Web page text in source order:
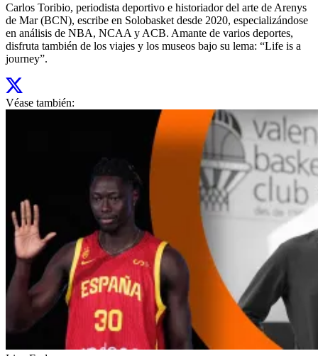
Carlos Toribio, periodista deportivo e historiador del arte de Arenys
de Mar (BCN), escribe en Solobasket desde 2020, especializándose
en análisis de NBA, NCAA y ACB. Amante de varios deportes,
disfruta también de los viajes y los museos bajo su lema: “Life is a
journey”.
Véase también: